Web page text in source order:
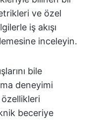
ve özel
iş akışı
inceleyin.
bile
deneyimi
beceriye